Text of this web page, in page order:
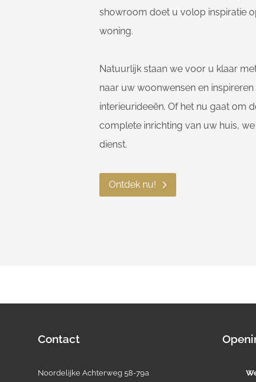
showroom doet u volop inspiratie
woning.
Natuurlijk staan we voor u klaar
naar uw woonwensen en
interieurideeën. Of het nu gaat om
complete inrichting van uw huis,
dienst.
Ontdek nu!
Contact
Noordelijke Achterweg 58-79a